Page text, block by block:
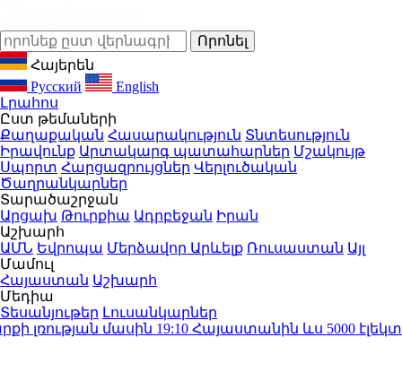
Հայերեն
Русский
English
Լրահոս
Ըստ թեմաների
Քաղաքական Հասարակություն Տնտեսություն
Իրավունք Արտակարգ պատահարներ Մշակույթ
Սպորտ Հարցազրույցներ Վերլուծական
Ծաղրանկարներ
Տարածաշրջան
Արցախ Թուրքիա Ադրբեջան Իրան
Աշխարհ
ԱՄՆ Եվրոպա Մերձավոր Արևելք Ռուսաստան Այլ
Մամուլ
Հայաստան Աշխարհ
Մեդիա
Տեսանյութեր Լուսանկարներ
մասին19:10Հայաստանին ևս 5000